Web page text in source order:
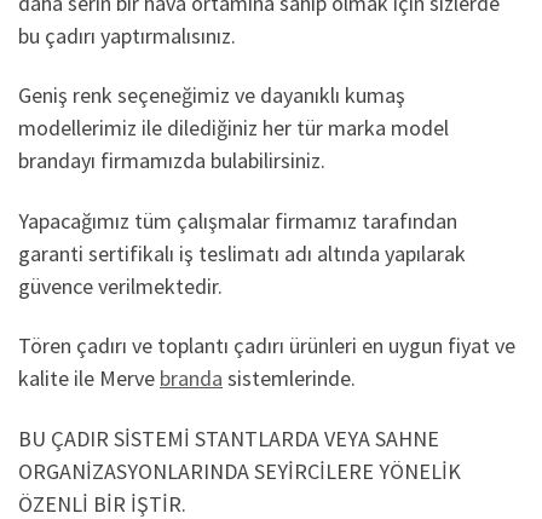
bu çadırı yaptırmalısınız.
Geniş renk seçeneğimiz ve dayanıklı kumaş
modellerimiz ile dilediğiniz her tür marka model
brandayı firmamızda bulabilirsiniz.
Yapacağımız tüm çalışmalar firmamız tarafından
garanti sertifikalı iş teslimatı adı altında yapılarak
güvence verilmektedir.
Tören çadırı ve toplantı çadırı ürünleri en uygun fiyat ve
kalite ile Merve branda sistemlerinde.
BU ÇADIR SİSTEMİ STANTLARDA VEYA SAHNE
ORGANİZASYONLARINDA SEYİRCİLERE YÖNELİK
ÖZENLİ BİR İŞTİR.